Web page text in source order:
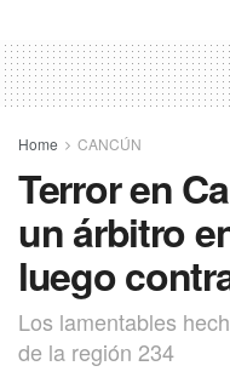
Home CANCÚN
Terror en
un árbitro
luego
Los lamentables
de la región 234